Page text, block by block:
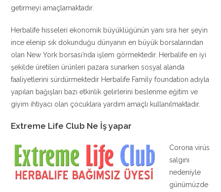
getirmeyi amaçlamaktadır.
Herbalife hisseleri ekonomik büyüklüğünün yanı sıra her şeyin
ince elenip sık dokunduğu dünyanın en büyük borsalarından
olan New York borsası’nda işlem görmektedir. Herbalife en iyi
şekilde üretilen ürünleri pazara sunarken sosyal alanda
faaliyetlerini sürdürmektedir Herbalife Family foundation adıyla
yapılan bağışları bazı etkinlik gelirlerini beslenme eğitim ve
giyim ihtiyacı olan çocuklara yardım amaçlı kullanılmaktadır.
Extreme Life Club Ne İş yapar
Corona virüs
salgını
nedeniyle
günümüzde